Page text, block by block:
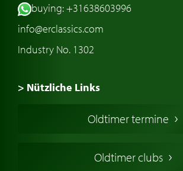
buying: +31638603996
info@erclassics.com
Industry No. 1302
> Nützliche Links
Oldtimers in Europa
Englische Oldtimer
Oldtimer termine
Oldtimer clubs